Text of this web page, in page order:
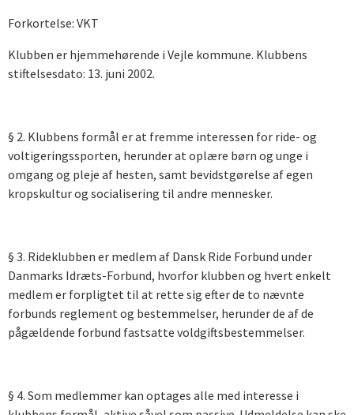
Forkortelse: VKT
Klubben er hjemmehørende i Vejle kommune. Klubbens
stiftelsesdato: 13. juni 2002.
§ 2. Klubbens formål er at fremme interessen for ride- og
voltigeringssporten, herunder at oplære børn og unge i
omgang og pleje af hesten, samt bevidstgørelse af egen
kropskultur og socialisering til andre mennesker.
§ 3. Rideklubben er medlem af Dansk Ride Forbund under
Danmarks Idræts-Forbund, hvorfor klubben og hvert enkelt
medlem er forpligtet til at rette sig efter de to nævnte
forbunds reglement og bestemmelser, herunder de af de
pågældende forbund fastsatte voldgiftsbestemmelser.
§ 4. Som medlemmer kan optages alle med interesse i